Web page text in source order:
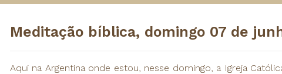
Meditação bíblica, domingo 07 de
Aqui na Argentina onde estou, nesse domingo, a Igreja